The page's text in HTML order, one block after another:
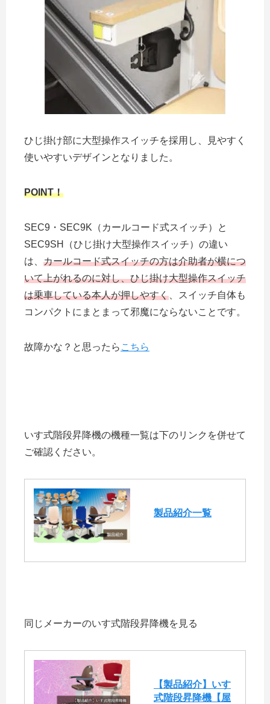
ひじ掛け部に大型操作スイッチを採用し、見やすく
使いやすいデザインとなりました。
POINT！
SEC9・SEC9K（カールコード式スイッチ）と
SEC9SH（ひじ掛け大型操作スイッチ）の違い
は、 カールコード式スイッチの方は介助者が横につ
いて上がれるのに対し、ひじ掛け大型操作スイッチ
は乗車している本人が押しやすく 、スイッチ自体も
コンパクトにまとまって邪魔にならないことです。
故障かな？と思ったら こちら
いす式階段昇降機の機種一覧は下のリンクを併せて
ご確認ください。
製品紹介一覧
同じメーカーのいす式階段昇降機を見る
【製品紹介】いす
式階段昇降機【屋